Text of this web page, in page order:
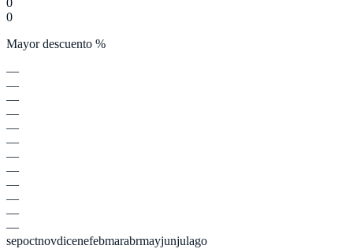
0
0
Mayor descuento %
—
—
—
—
—
—
—
—
—
—
—
—
sepoctnovdicenefebmarabrmayjunjulago